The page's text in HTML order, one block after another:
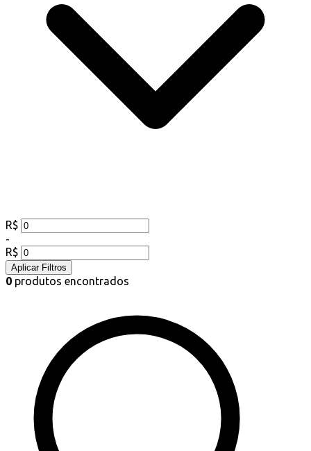
R$
-
R$
Aplicar Filtros
0 produtos encontrados